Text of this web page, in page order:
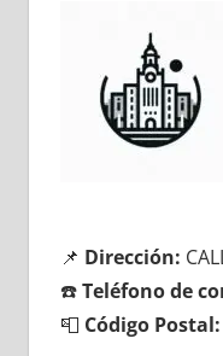
📌 Dirección:
☎️Teléfono dе
📮 Código Postal: